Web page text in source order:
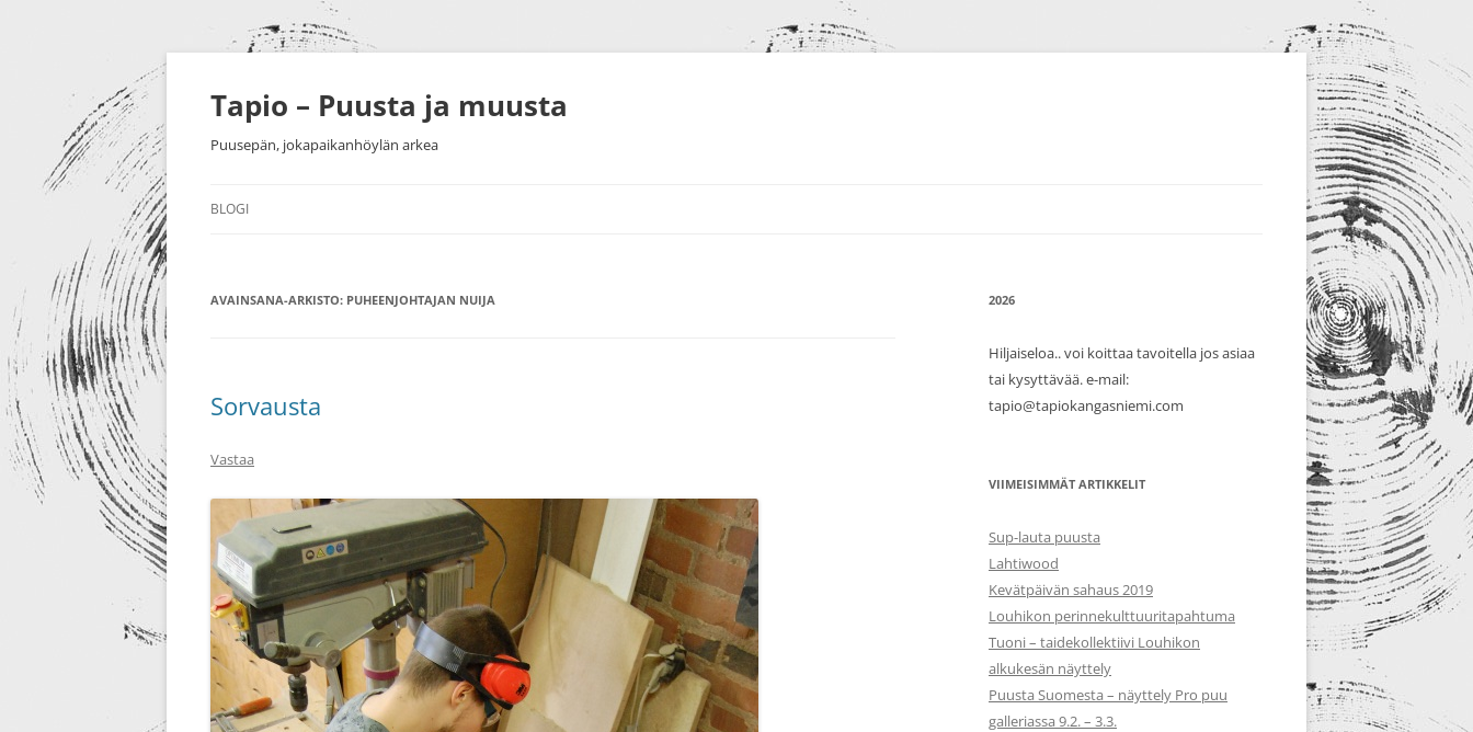
Siirry
Tapio – Puusta ja muusta
Puusepän, jokapaikanhöylän arkea
BLOGI
PUUTYÖT SORVAUS
RE-DESIGN
AVAINSANA-ARKISTO: PUHEENJOHTAJAN NUIJA
Sorvausta
Vastaa
2026
Hiljaiseloa.. voi koittaa tavoitella jos asiaa
tai kysyttävää. e-mail:
tapio@tapiokangasniemi.com
VIIMEISIMMÄT ARTIKKELIT
Sup-lauta puusta
Lahtiwood
Kevätpäivän sahaus 2019
Louhikon perinnekulttuuritapahtuma
Tuoni – taidekollektiivi Louhikon
alkukesän näyttely
Puusta Suomesta – näyttely Pro puu
galleriassa 9.2. – 3.3.